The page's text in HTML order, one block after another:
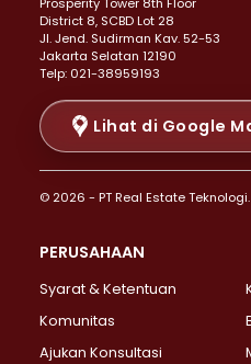
Properti Dijual di Menteng >
Properti Dijual di Senen >
Properti Dijual di Tanah Abang
Properti Dijual di Cikini >
Properti Dijual di Kramat >
Properti Dijual di Pasar Baru >
Properti Dijual di Bendungan
Properti Dijual di
Properti Dijual di Lebak Bulus >
Properti Dijual di Gandaria
Properti Dijual di Pondok Labu
District 8, SCBD Lot 28
JI. Jend. Sudirman Kav. 52-53
Jakarta Selatan 12190
Telp: 021-38959193
Lihat di Google
© 2026 - PT Real Estate
PERUSAHAAN
Syarat & Ketentuan
Komunitas
Ajukan Konsultasi